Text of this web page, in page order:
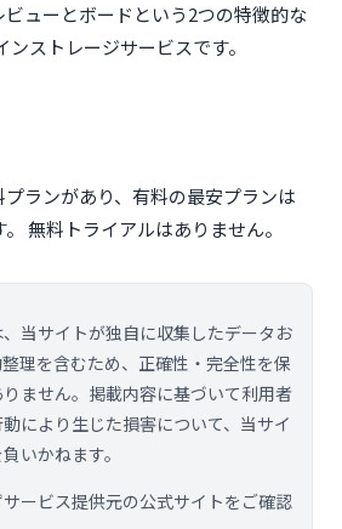
ューとボードという2つの特徴的な
ストレージサービスです。
ランがあり、有料の最安プランは
。 無料トライアルはありません。
当サイトが独自に収集したデータお
理を含むため、正確性・完全性を保
ません。掲載内容に基づいて利用者
により生じた損害について、当サイ
いかねます。
ービス提供元の公式サイトをご確認